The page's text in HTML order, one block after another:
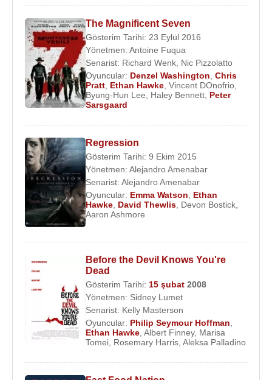
The Magnificent Seven
Gösterim Tarihi: 23 Eylül 2016
Yönetmen: Antoine Fuqua
Senarist: Richard Wenk Nic Pizzolatto
Oyuncular: Denzel Washington Chris
Pratt Ethan Hawke Vincent DOnofrio
Byung-Hun Lee
Haley Bennett Peter
Sarsgaard
Regression
Gösterim Tarihi: 9 Ekim 2015
Yönetmen: Alejandro Amenabar
Senarist: Alejandro Amenabar
Oyuncular: Emma Watson
Ethan
Hawke David Thewlis Devon Bostick
Aaron Ashmore
Before the Devil Knows You're
Dead
Gösterim Tarihi: 15 şubat 2008
Yönetmen: Sidney Lumet
Senarist: Kelly Masterson
Oyuncular: Philip Seymour Hoffman,
Ethan Hawke, Albert Finney, Marisa
Tomei, Rosemary Harris, Aleksa Palladino